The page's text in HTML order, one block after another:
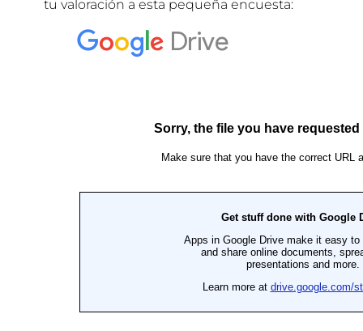
tu valoración a esta pequeña encuesta: